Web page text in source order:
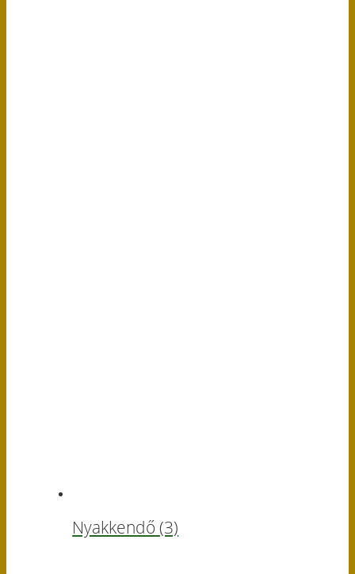
Nyakkendő(3)